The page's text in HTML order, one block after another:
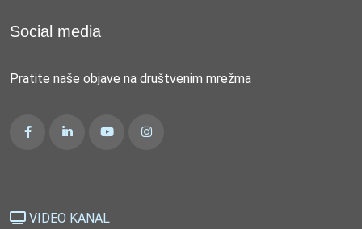
Social media
Pratite naše objave na društvenim mrežma
VIDEO KANAL